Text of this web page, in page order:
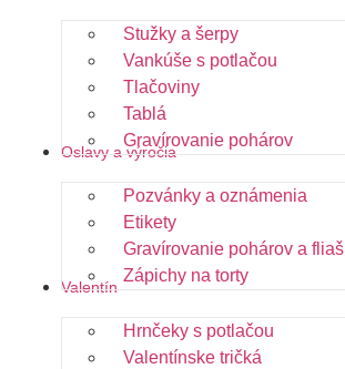
Stužky a šerpy
Vankúše s potlačou
Tlačoviny
Tablá
Gravírovanie pohárov
Oslavy a výročia
Pozvánky a oznámenia
Etikety
Gravírovanie pohárov a fliaš
Zápichy na torty
Valentín
Hrnčeky s potlačou
Valentínske tričká